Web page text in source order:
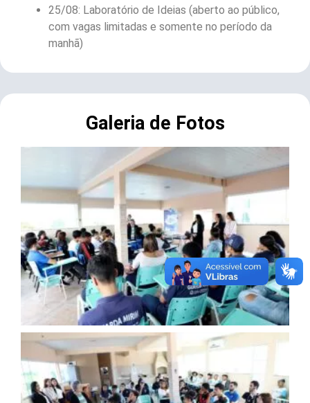
25/08: Laboratório de Ideias (aberto ao público,
com vagas limitadas e somente no período da
manhã)
Galeria de Fotos